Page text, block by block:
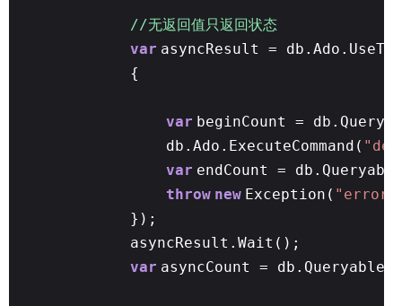
//无返回值只返回状态
var asyncResult =
{
var beginCount =
db.Ado.ExecuteCommand(
var endCount =
throw new Exception( "error
});
asyncResult.Wait();
var asyncCount =